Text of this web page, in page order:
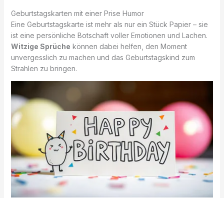
Geburtstagskarten mit einer Prise Humor
Eine Geburtstagskarte ist mehr als nur ein Stück Papier – sie
ist eine persönliche Botschaft voller Emotionen und Lachen.
Witzige Sprüche können dabei helfen, den Moment
unvergesslich zu machen und das Geburtstagskind zum
Strahlen zu bringen.